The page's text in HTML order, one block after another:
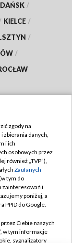
/
KIELCE /
/
/
zgody na
zbierania danych,
i ich
osobowych przez
również „TVP”),
Zaufanych
tym do
zainteresowań i
poniżej, a
PPID do Google.
Ciebie naszych
w tym informacje
sygnalizatory